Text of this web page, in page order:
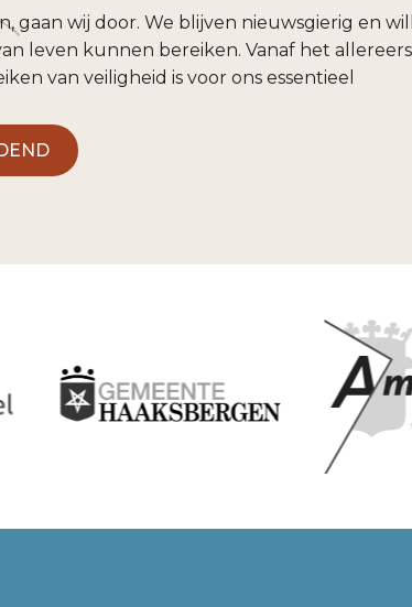
gaan wij door. We blijven nieuwsgierig en
leven kunnen bereiken. Vanaf het
van veiligheid is voor ons essentieel